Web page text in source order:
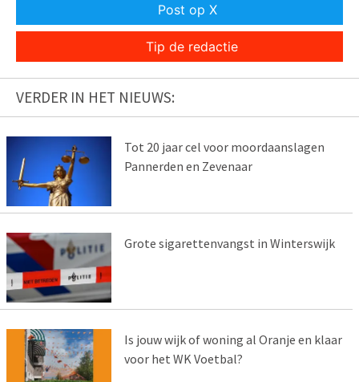
Post op X
Tip de redactie
VERDER IN HET NIEUWS:
Tot 20 jaar cel voor moordaanslagen
Pannerden en Zevenaar
Grote sigarettenvangst in Winterswijk
Is jouw wijk of woning al Oranje en klaar
voor het WK Voetbal?